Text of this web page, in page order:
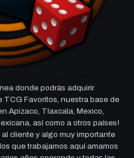
donde podrás adquirir
Favoritos, nuestra base de
Apizaco, Tlaxcala, Mexico,
así como a otros países!
cliente y algo muy importante
que trabajamos aquí amamos